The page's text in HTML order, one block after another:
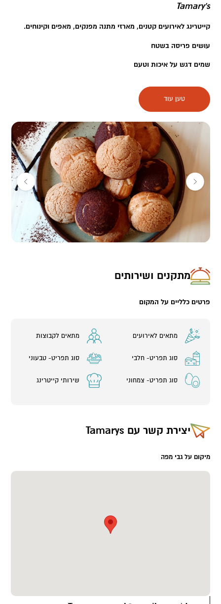
Tamary's
קייטרינג לאירועים קטנים, מארזי מתנה מפנקים, מאפים וקינוחים.
עושים פריסה בשטח
שמים דגש על איכות וטעם
להזמנות ופרטים נוספים: תמר- 054-661-1079.
טען עוד
מתקנים ושירותים
פרטים כלליים על המקום
מתאים לאירועים מתאים לקבוצות
סוג תפריט- חלבי סוג תפריט- טבעוני
סוג תפריט- צמחוני שירותי קייטרינג
יצירת קשר עם
מיקום על גבי מפה